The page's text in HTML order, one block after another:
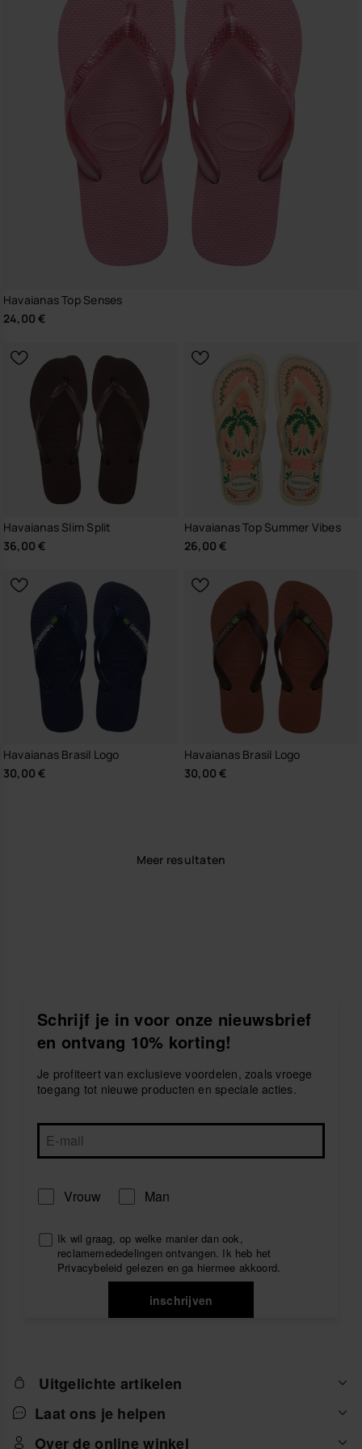
Havaianas Top Senses
24,00 €
Havaianas Slim Split
36,00 €
Havaianas Top Summer Vibes
26,00 €
Havaianas Brasil Logo
30,00 €
Havaianas Brasil Logo
30,00 €
Meer resultaten
Schrijf je in voor onze nieuwsbrief
en ontvang 10% korting!
Je profiteert van exclusieve voordelen, zoals vroege
toegang tot nieuwe producten en speciale acties.
Vrouw Man
Ik wil graag, op welke manier dan ook,
reclamemededelingen ontvangen. Ik heb het
Privacybeleid gelezen en ga hiermee akkoord.
inschrijven
Uitgelichte artikelen
Laat ons je helpen
Over de online winkel